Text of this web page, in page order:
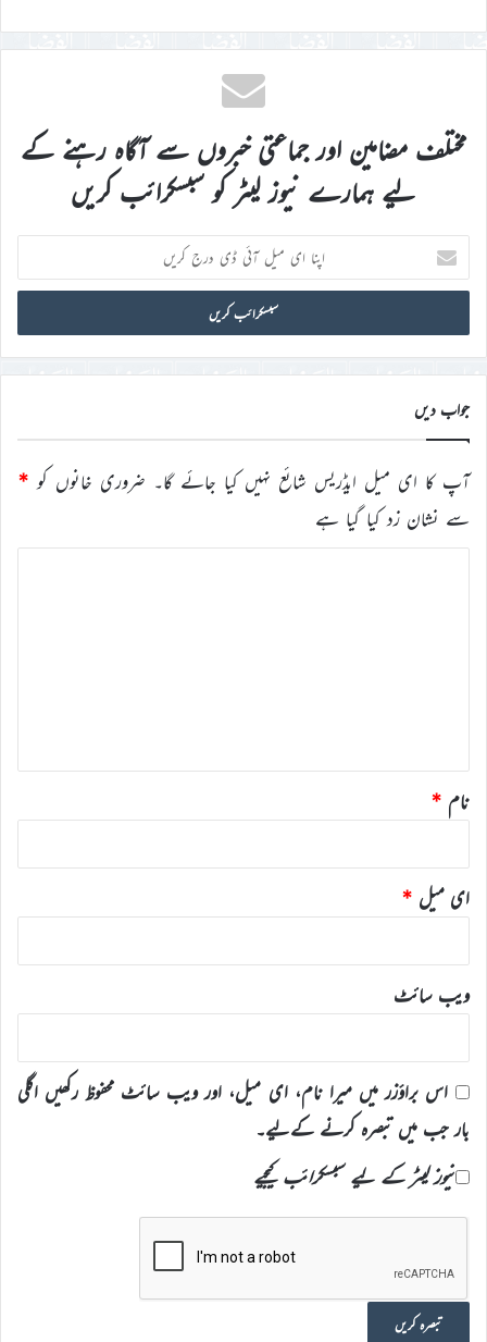
مختلف مضامین اور جماعتی خبروں سے آگاہ رہنے کے
لیے ہمارے نیوز لیٹر کو سبسکرائب کریں
اپنا
ای
میل
ڈی
درج
کریں
جواب دیں
آپ کا ای میل ایڈریس شائع نہیں کیا جائے گا۔ ضروری خانوں کو *
سے نشان زد کیا گیا ہے
نام *
ای میل *
ویب‌ سائٹ
اس براؤزر میں میرا نام، ای میل، اور ویب سائٹ محفوظ رکھیں اگلی
بار جب میں تبصرہ کرنے کےلیے۔
نیوز لیٹر کے لیے سبسکرائب کیجیے